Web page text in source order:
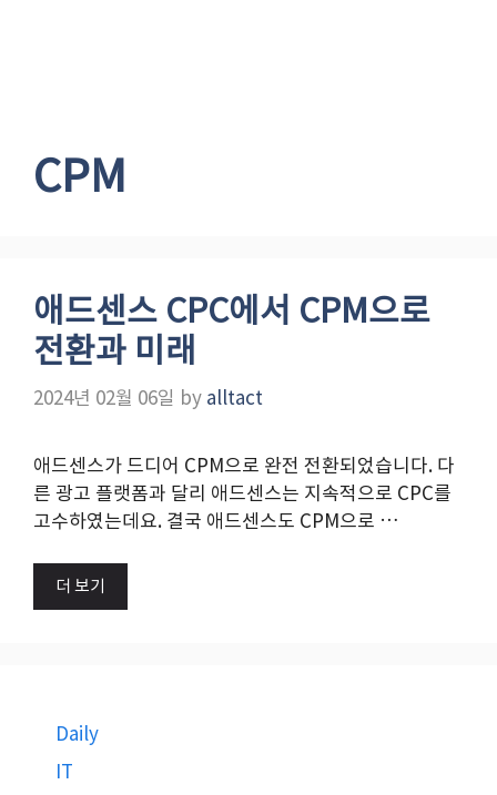
CPM
애드센스 CPC에서 CPM으로
전환과 미래
2024년 02월 06일 by alltact
애드센스가 드디어 CPM으로 완전 전환되었습니다. 다
른 광고 플랫폼과 달리 애드센스는 지속적으로 CPC를
고수하였는데요. 결국 애드센스도 CPM으로 …
더 보기
Daily
IT